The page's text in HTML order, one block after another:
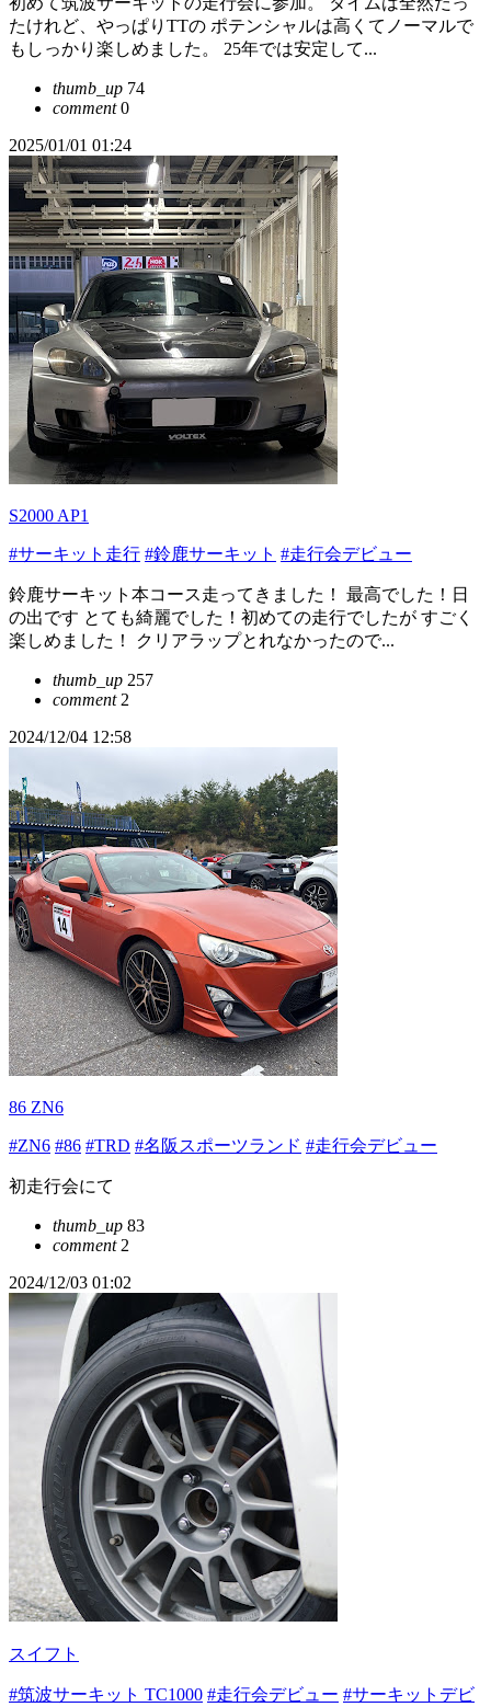
たけれど、やっぱりTTの ポテンシャルは高くてノーマルで
もしっかり楽しめました。 25年では安定して...
thumb_up 74
comment0
2025/01/01 01:24
S2000 AP1
#サーキット走行 #鈴鹿サーキット #走行会デビュー
鈴鹿サーキット本コース走ってきました！ 最高でした！日
の出です とても綺麗でした！初めての走行でしたが すごく
楽しめました！ クリアラップとれなかったので...
thumb_up 257
comment2
2024/12/04 12:58
86 ZN6
#ZN6 #86 #TRD #名阪スポーツランド #走行会デビュー
初走行会にて
thumb_up 83
comment2
2024/12/03 01:02
スイフト
#筑波サーキット TC1000 #走行会デビュー #サーキットデビ